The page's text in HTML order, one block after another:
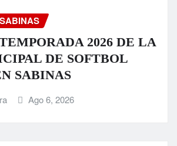
SABINAS
2026 DE LA
DE SOFTBOL
SABINAS
Ago 6, 2026